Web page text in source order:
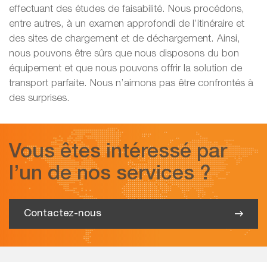
effectuant des études de faisabilité. Nous procédons,
entre autres, à un examen approfondi de l’itinéraire et
des sites de chargement et de déchargement. Ainsi,
nous pouvons être sûrs que nous disposons du bon
équipement et que nous pouvons offrir la solution de
transport parfaite. Nous n’aimons pas être confrontés à
des surprises.
Vous êtes intéressé par
l’un de nos services ?
Contactez-nous